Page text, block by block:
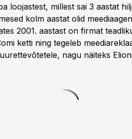
loojastest, millest sai 3 aastat
kolm aastat olid
2001. aastast on firmat
ketti ning tegeleb
nagu näiteks